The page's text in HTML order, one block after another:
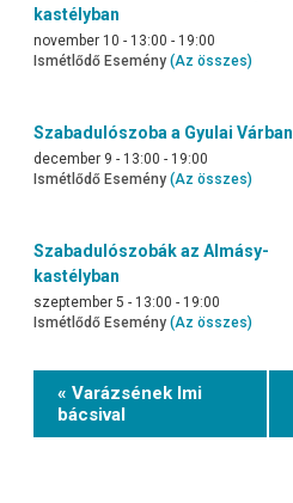
kastélyban
november 10 - 13:00 - 19:00
Ismétlődő Esemény (Az összes)
Szabadulószoba a Gyulai Várban
december 9 - 13:00 - 19:00
Ismétlődő Esemény (Az összes)
Szabadulószobák az Almásy-
kastélyban
szeptember 5 - 13:00 - 19:00
Ismétlődő Esemény (Az összes)
Event
Navigation
« Varázsének Imi
bácsival